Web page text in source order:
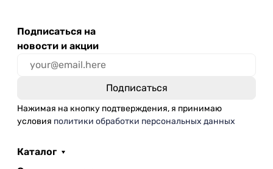
Подписаться на
новости и акции
Нажимая на кнопку подтверждения, я принимаю
условия политики обработки персональных данных
Каталог